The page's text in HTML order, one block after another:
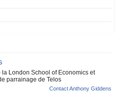
London School of Economics et
parrainage de Telos
Contact Anthony Giddens